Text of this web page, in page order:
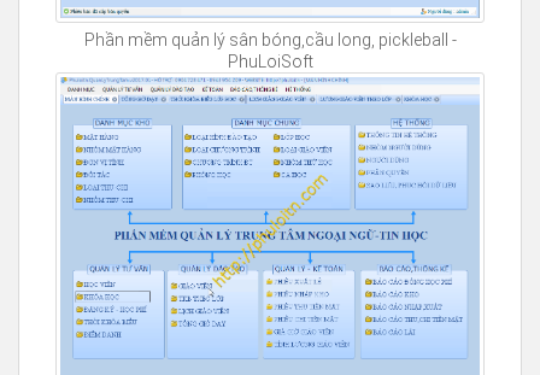
Phần mềm quản lý sân bóng,cầu long, pickleball -
PhuLoiSoft